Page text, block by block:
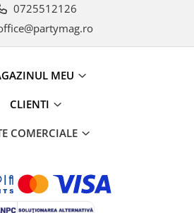
0725512126
MEU
CLIENTI
COMERCIALE